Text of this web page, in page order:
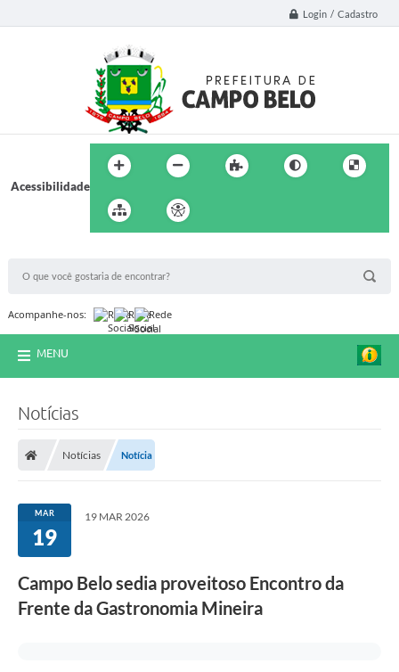
Login / Cadastro
Acessibilidade
Acompanhe-nos:
MENU
Notícias
Notícias Notícia
MAR
19
19 MAR 2026
Campo Belo sedia proveitoso Encontro da
Frente da Gastronomia Mineira